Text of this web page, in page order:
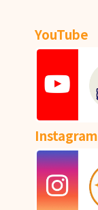
YouTube
Instagram